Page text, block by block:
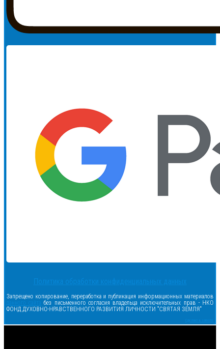
Политика обработки конфиденциальных данных
Запрещено копирование, переработка и публикация информационных материалов
данного сайта без письменного согласия владельца исключительных прав - НКО
ФОНД ДУХОВНО-НРАВСТВЕННОГО РАЗВИТИЯ ЛИЧНОСТИ "СВЯТАЯ ЗЕМЛЯ"
Сделано в samsite